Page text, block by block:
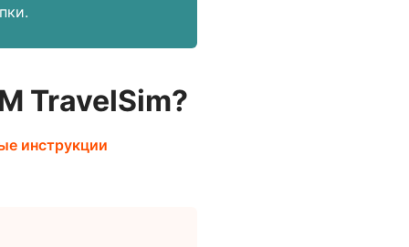
TravelSim?
инструкции